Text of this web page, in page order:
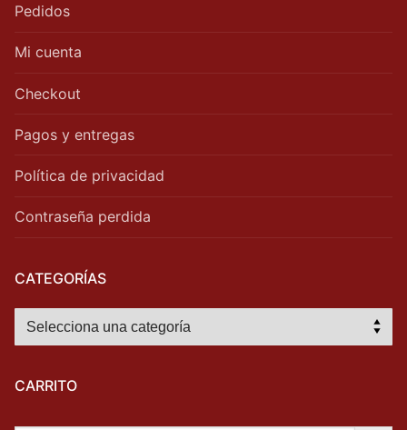
Pedidos
Mi cuenta
Checkout
Pagos y entregas
Política de privacidad
Contraseña perdida
CATEGORÍAS
CARRITO